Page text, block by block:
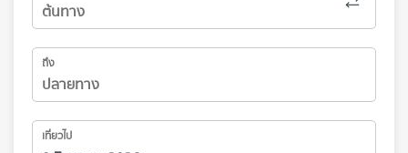
ถึง
เที่ยวไป